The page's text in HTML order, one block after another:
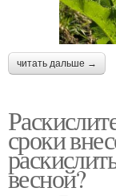
читать дальше →
сроки
весной?